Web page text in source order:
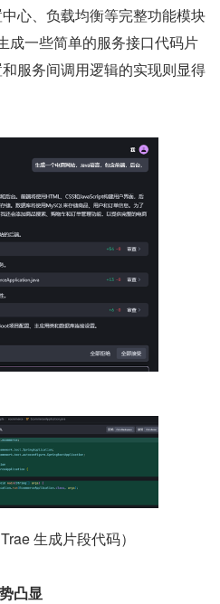
心、负载均衡等完整功能模块
成一些简单的服务接口代码片
服务间调用逻辑的实现则显得
生成片段代码）
凸显